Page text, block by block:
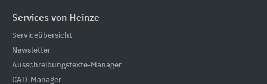
Services von Heinze
Serviceübersicht
Newsletter
Ausschreibungstexte-Manager
CAD-Manager